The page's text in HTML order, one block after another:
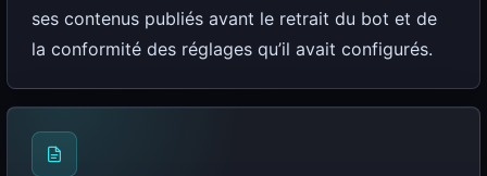
ses contenus publiés avant le retrait du bot et de
la conformité des réglages qu’il avait configurés.